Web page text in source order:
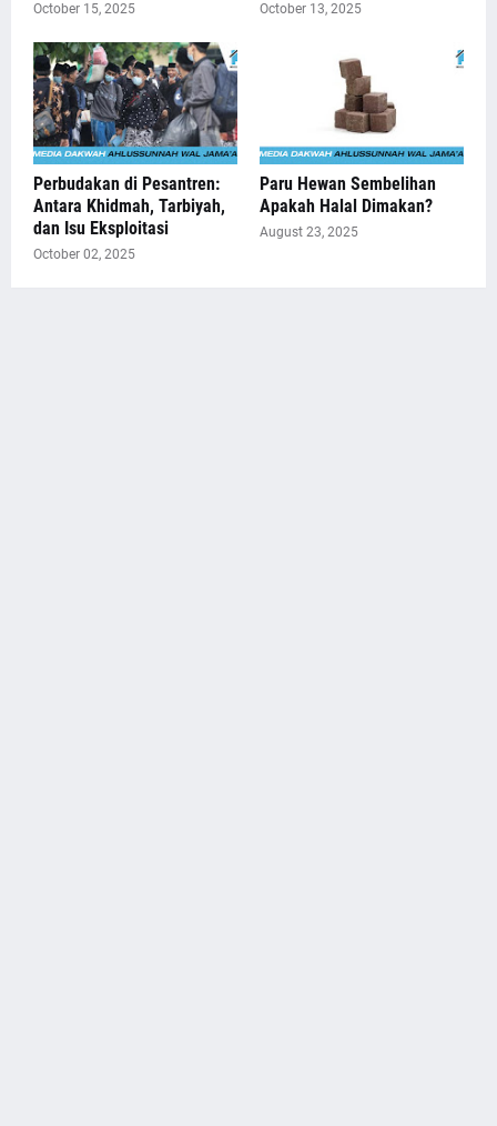
October 15, 2025 October 13, 2025
Perbudakan di Pesantren:
Antara Khidmah, Tarbiyah,
dan Isu Eksploitasi
October 02, 2025
Paru Hewan Sembelihan
Apakah Halal Dimakan?
August 23, 2025